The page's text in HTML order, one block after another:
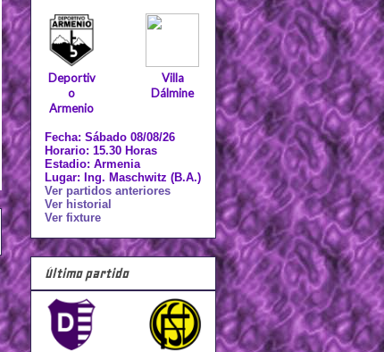
Deportiv
o
Armenio
Villa
Dálmine
Fecha: Sábado 08/08/26
Horario: 15.30 Horas
Estadio: Armenia
Lugar: Ing. Maschwitz (B.A.)
Ver partidos anteriores
Ver historial
Ver fixture
Último partido